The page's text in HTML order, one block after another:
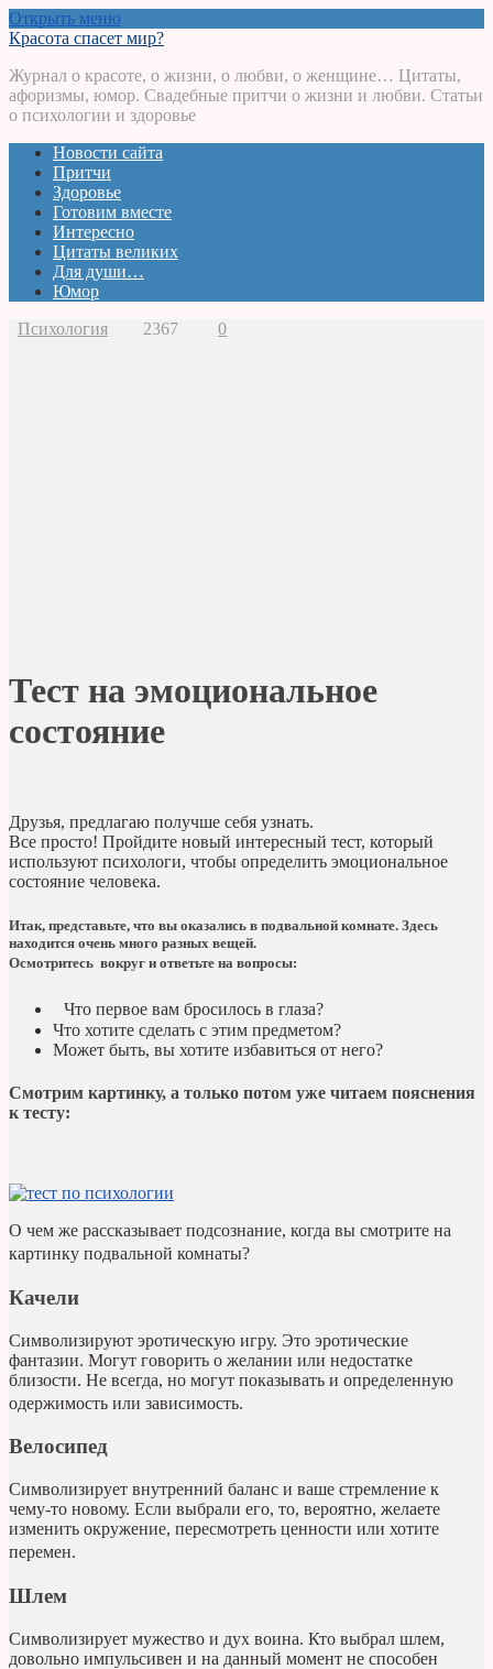
Открыть меню
Красота спасет мир?
Журнал о красоте, о жизни, о любви, о женщине… Цитаты,
афоризмы, юмор. Свадебные притчи о жизни и любви. Статьи
о психологии и здоровье
Новости сайта
Притчи
Здоровье
Готовим вместе
Интересно
Цитаты великих
Для души…
Юмор
Психология
2367 0
Тест на эмоциональное
состояние
Друзья, предлагаю получше себя узнать.
Все просто! Пройдите новый интересный тест, который
используют психологи, чтобы определить эмоциональное
состояние человека.
Итак, представьте, что вы оказались в подвальной комнате. Здесь
находится очень много разных вещей.
Осмотритесь вокруг и ответьте на вопросы: ⠀
Что первое вам бросилось в глаза?
Что хотите сделать с этим предметом?
Может быть, вы хотите избавиться от него?
Смотрим картинку, а только потом уже читаем пояснения
к тесту:
О чем же рассказывает подсознание, когда вы смотрите на
картинку подвальной комнаты? ⠀
Качели
Символизируют эротическую игру. Это эротические
фантазии. Могут говорить о желании или недостатке
близости. Не всегда, но могут показывать и определенную
одержимость или зависимость. ⠀
Велосипед
Символизирует внутренний баланс и ваше стремление к
чему-то новому. Если выбрали его, то, вероятно, желаете
изменить окружение, пересмотреть ценности или хотите
перемен. ⠀
Шлем
Символизирует мужество и дух воина. Кто выбрал шлем,
довольно импульсивен и на данный момент не способен